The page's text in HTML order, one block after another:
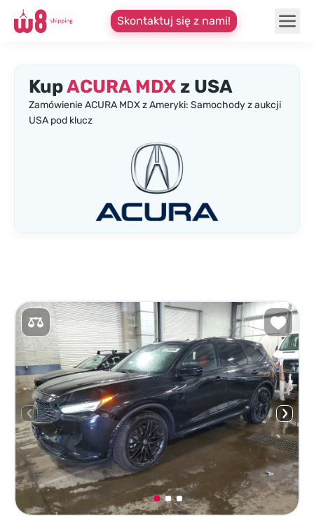
Skontaktuj się z nami!
KupACURA MDX z USA
Zamówienie ACURA MDX z Ameryki: Samochody z aukcji
USA pod klucz